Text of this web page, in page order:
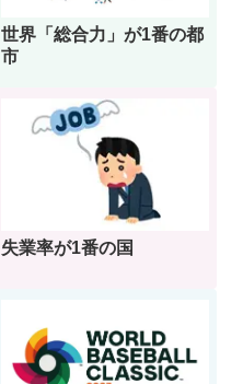
世界「総合力」が1番の都
市
失業率が1番の国